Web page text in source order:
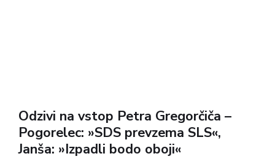
Odzivi na vstop Petra Gregorčiča –
Pogorelec: »SDS prevzema SLS«,
Janša: »Izpadli bodo oboji«